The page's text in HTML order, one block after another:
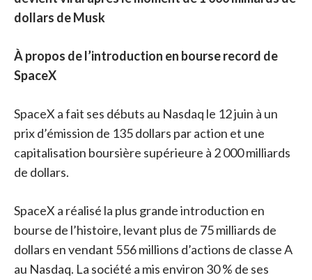
dollars de Musk
À propos de l’introduction en bourse record de
SpaceX
SpaceX a fait ses débuts au Nasdaq le 12 juin à un
prix d’émission de 135 dollars par action et une
capitalisation boursière supérieure à 2 000 milliards
de dollars.
SpaceX a réalisé la plus grande introduction en
bourse de l’histoire, levant plus de 75 milliards de
dollars en vendant 556 millions d’actions de classe A
au Nasdaq. La société a mis environ 30 % de ses